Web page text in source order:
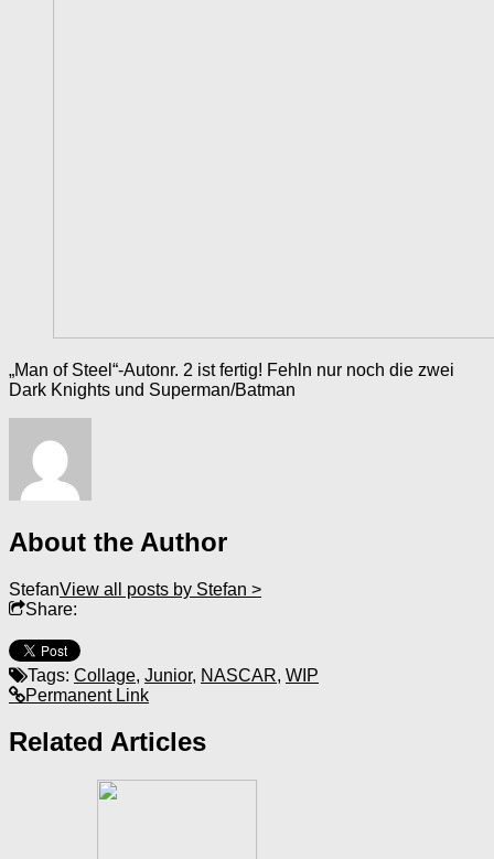
„Man of Steel“-Autonr. 2 ist fertig! Fehln nur noch die zwei
Dark Knights und Superman/Batman
About the Author
StefanView all posts by Stefan >
Share:
Tags: Collage, Junior, NASCAR, WIP
Permanent Link
Related Articles